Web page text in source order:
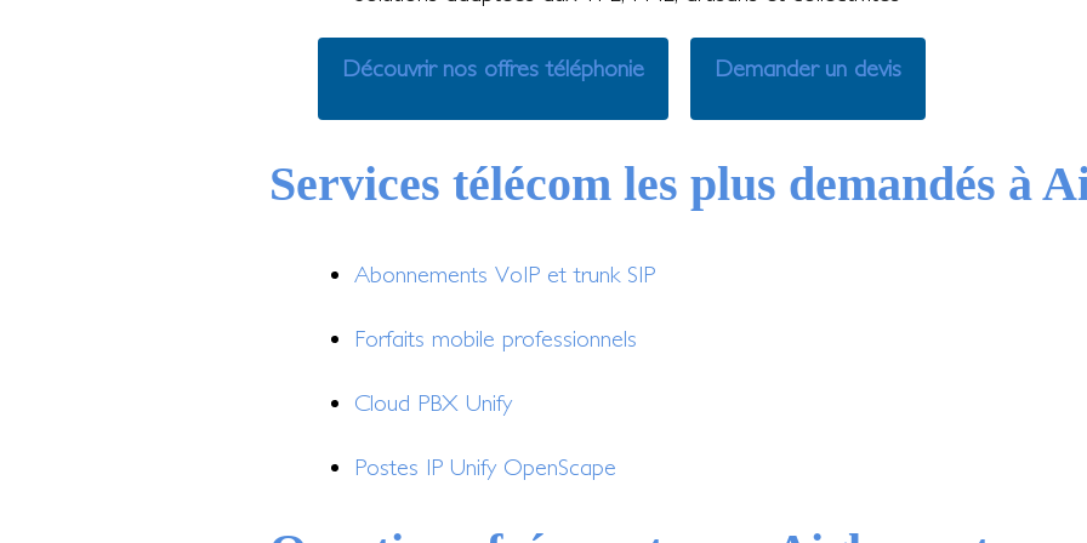
Découvrir nos offres téléphonie Demander un devis
Services télécom les plus demandés à
Abonnements VoIP et trunk SIP
Forfaits mobile professionnels
Cloud PBX Unify
Postes IP Unify OpenScape